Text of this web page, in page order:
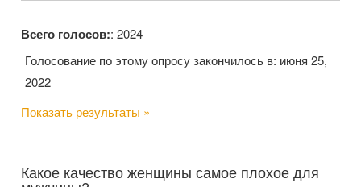
Всего голосов:: 2024
Голосование по этому опросу закончилось в: июня 25,
2022
Показать результаты »
Какое качество женщины самое плохое для